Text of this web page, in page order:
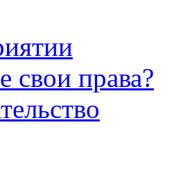
свои права?